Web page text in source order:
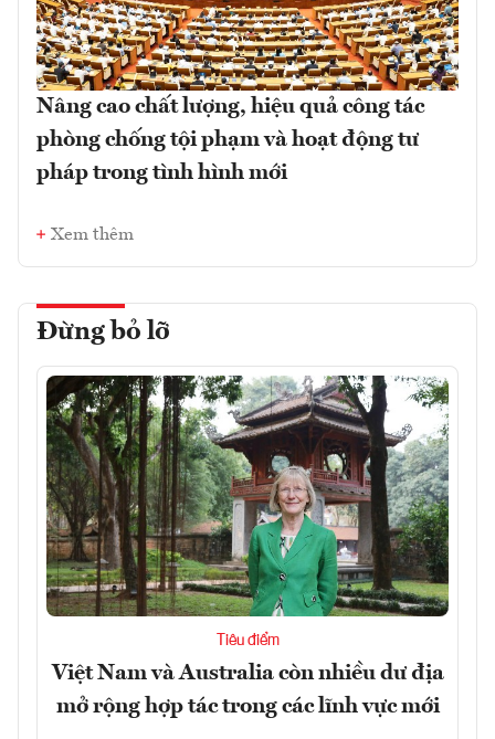
Nâng cao chất lượng, hiệu quả công tác
phòng chống tội phạm và hoạt động tư
pháp trong tình hình mới
Xem thêm
Đừng bỏ lỡ
Tiêu điểm
Việt Nam và Australia còn nhiều dư địa
mở rộng hợp tác trong các lĩnh vực mới